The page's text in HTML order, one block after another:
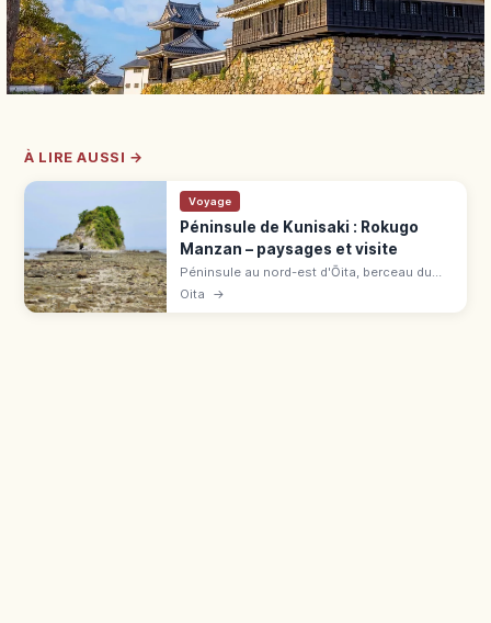
À LIRE AUSSI →
Voyage
Péninsule de Kunisaki : Rokugo
Manzan – paysages et visite
Péninsule au nord-est d'Ōita, berceau du
Rokugō Manzan fondé en 718 par Ninmon.
Oita →